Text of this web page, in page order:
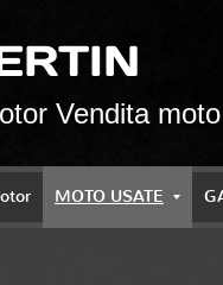
Vendita
MOTO USATE